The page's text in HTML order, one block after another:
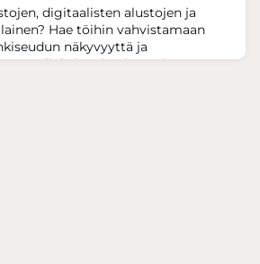
digitaalisten alustojen ja
Hae töihin vahvistamaan
näkyvyyttä ja
elinkeinoviestinnän ja -